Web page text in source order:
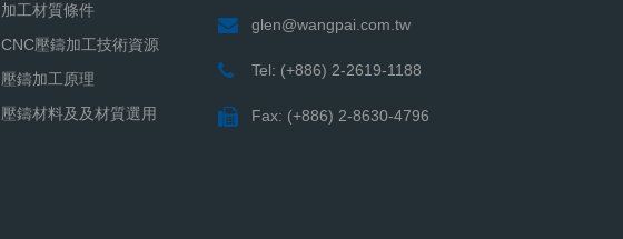
加工材質條件
CNC壓鑄加工技術資源
壓鑄加工原理
壓鑄材料及及材質選用
glen@wangpai.com.tw
Tel: (+886) 2-2619-1188
Fax: (+886) 2-8630-4796